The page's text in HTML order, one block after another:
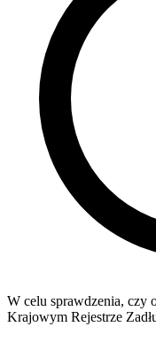
W celu sprawdzenia, czy
Krajowym Rejestrze